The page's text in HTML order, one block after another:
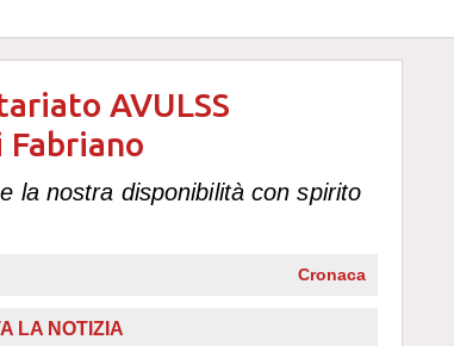
AVULSS
Fabriano
la nostra disponibilità con spirito
Cronaca
LA NOTIZIA